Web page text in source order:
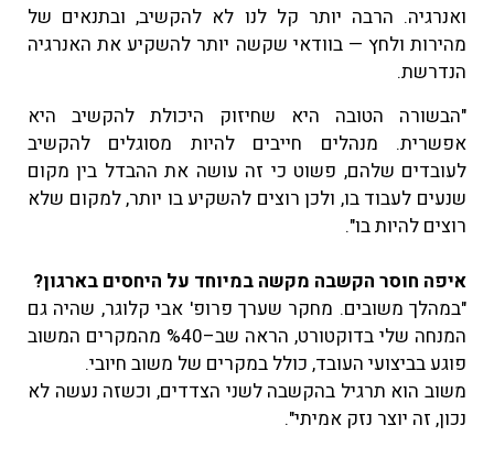
ואנרגיה. הרבה יותר קל לנו לא להקשיב, ובתנאים של
מהירות ולחץ — בוודאי שקשה יותר להשקיע את האנרגיה
הנדרשת.
"הבשורה הטובה היא שחיזוק היכולת להקשיב היא
אפשרית. מנהלים חייבים להיות מסוגלים להקשיב
לעובדים שלהם, פשוט כי זה עושה את ההבדל בין מקום
שנעים לעבוד בו, ולכן רוצים להשקיע בו יותר, למקום שלא
רוצים להיות בו".
איפה חוסר הקשבה מקשה במיוחד על היחסים בארגון?
"במהלך משובים. מחקר שערך פרופ' אבי קלוגר, שהיה גם
המנחה שלי בדוקטורט, הראה שב–%40 מהמקרים המשוב
פוגע בביצועי העובד, כולל במקרים של משוב חיובי.
משוב הוא תרגיל בהקשבה לשני הצדדים, וכשזה נעשה לא
נכון, זה יוצר נזק אמיתי".